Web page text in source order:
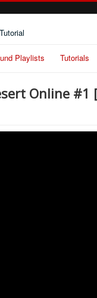
Playlists Tutorials
Online